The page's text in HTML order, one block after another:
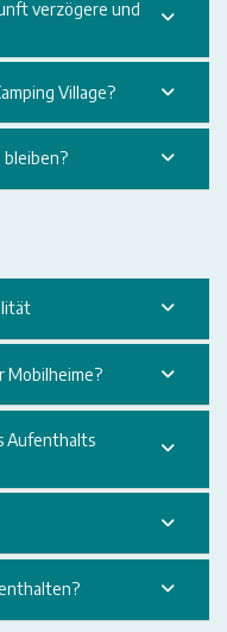
verzögere und
Village?
bleiben?
Mobilheime?
Aufenthalts